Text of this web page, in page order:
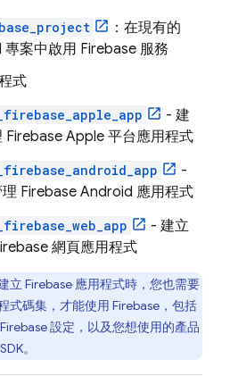
：在現有的
專案中啟用 Firebase 服務
式
- 建
Firebase Apple 平台應用程式
-
Firebase Android 應用程式
- 建立
網頁應用程式
立 Firebase 應用程式時，您也需要
式碼集，才能使用 Firebase，包括
設定，以及您想使用的產品
。